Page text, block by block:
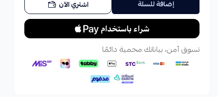
إضافة للسلة اشتري الآن
تسوق آمن، بياناتك محمية دائمًا